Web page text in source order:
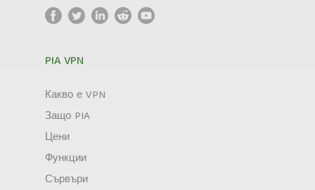
PIA VPN
Какво е VPN
Защо PIA
Цени
Функции
Сървъри